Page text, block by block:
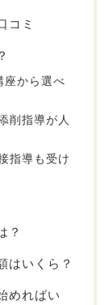
コミ
座から選べ
削指導が人
指導も受け
？
はいくら？
めればい